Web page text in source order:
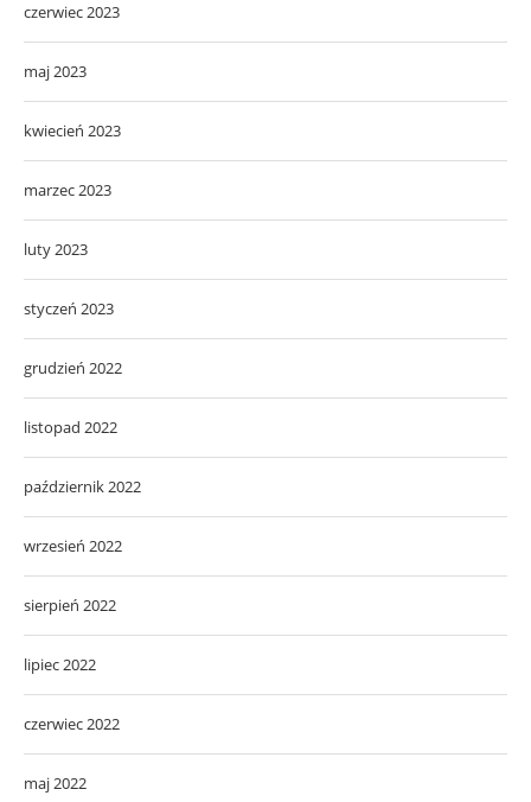
czerwiec 2023
maj 2023
kwiecień 2023
marzec 2023
luty 2023
styczeń 2023
grudzień 2022
listopad 2022
październik 2022
wrzesień 2022
sierpień 2022
lipiec 2022
czerwiec 2022
maj 2022